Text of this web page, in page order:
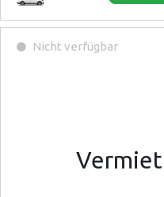
Nicht verfügbar